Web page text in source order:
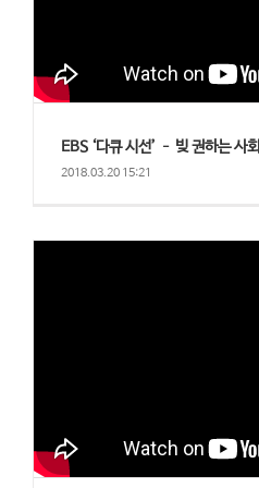
EBS ‘다큐 시선’ – 빚 권하는 사회
2018.03.20 15:21